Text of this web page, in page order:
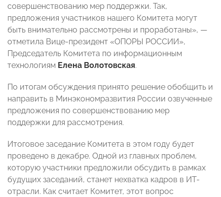
совершенствованию мер поддержки. Так,
предложения участников нашего Комитета могут
быть внимательно рассмотрены и проработаны», —
отметила Вице-президент «ОПОРЫ РОССИИ»,
Председатель Комитета по информационным
технологиям Елена Волотовская.
По итогам обсуждения принято решение обобщить и
направить в Минэкономразвития России озвученные
предложения по совершенствованию мер
поддержки для рассмотрения.
Итоговое заседание Комитета в этом году будет
проведено в декабре. Одной из главных проблем,
которую участники предложили обсудить в рамках
будущих заседаний, станет нехватка кадров в ИТ-
отрасли. Как считает Комитет, этот вопрос